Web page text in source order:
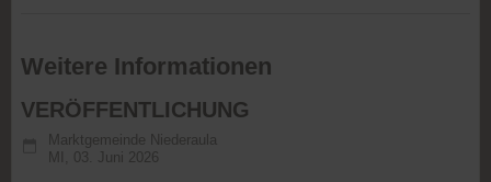
Weitere Informationen
VERÖFFENTLICHUNG
Marktgemeinde Niederaula
MI,
03. Juni 2026